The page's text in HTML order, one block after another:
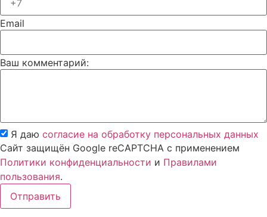
Email
Ваш комментарий:
Я даю согласие на обработку персональных данных
Сайт защищён Google reCAPTCHA с применением
Политики конфиденциальности и Правилами
пользования.
Отправить